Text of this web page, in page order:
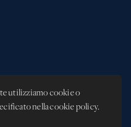
utilizziamo cookie o
nella cookie policy.